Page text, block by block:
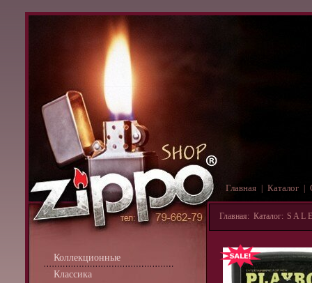
Главная Каталог
Коллекционные
Классика
Главная: Каталог: S A L